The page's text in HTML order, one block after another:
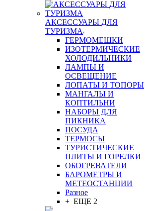
АКСЕССУАРЫ ДЛЯ
ТУРИЗМА
ГЕРМОМЕШКИ
ИЗОТЕРМИЧЕСКИЕ
ХОЛОДИЛЬНИКИ
ЛАМПЫ И
ОСВЕЩЕНИЕ
ЛОПАТЫ И ТОПОРЫ
МАНГАЛЫ И
КОПТИЛЬНИ
НАБОРЫ ДЛЯ
ПИКНИКА
ПОСУДА
ТЕРМОСЫ
ТУРИСТИЧЕСКИЕ
ПЛИТЫ И ГОРЕЛКИ
ОБОГРЕВАТЕЛИ
БАРОМЕТРЫ И
МЕТЕОСТАНЦИИ
Разное
+ ЕЩЕ 2